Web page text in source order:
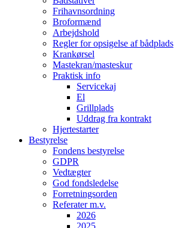
Frihavnsordning
Broformænd
Arbejdshold
Regler for opsigelse af bådplads
Krankørsel
Mastekran/masteskur
Praktisk info
Servicekaj
El
Grillplads
Uddrag fra kontrakt
Hjertestarter
Bestyrelse
Fondens bestyrelse
GDPR
Vedtægter
God fondsledelse
Forretningsorden
Referater m.v.
2026
2025